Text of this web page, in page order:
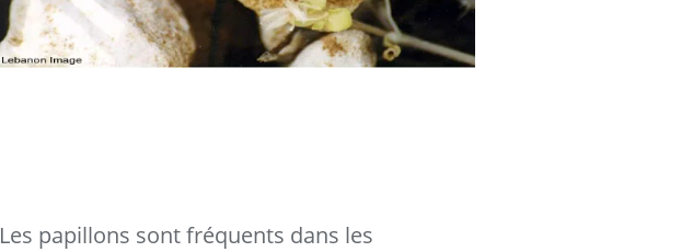
Les papillons sont fréquents dans les